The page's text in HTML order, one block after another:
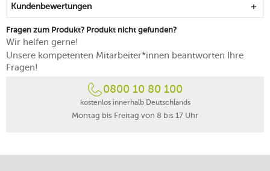
Kundenbewertungen
Fragen zum Produkt? Produkt nicht gefunden?
Wir helfen gerne!
Unsere kompetenten Mitarbeiter*innen beantworten Ihre
Fragen!
0800 10 80 100
kostenlos innerhalb Deutschlands
Montag bis Freitag von 8 bis 17 Uhr